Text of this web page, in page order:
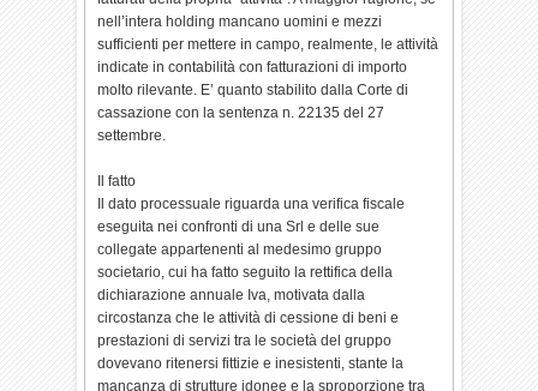
nell’intera holding mancano uomini e mezzi
sufficienti per mettere in campo, realmente, le attività
indicate in contabilità con fatturazioni di importo
molto rilevante. E’ quanto stabilito dalla Corte di
cassazione con la sentenza n. 22135 del 27
settembre.
Il fatto
Il dato processuale riguarda una verifica fiscale
eseguita nei confronti di una Srl e delle sue
collegate appartenenti al medesimo gruppo
societario, cui ha fatto seguito la rettifica della
dichiarazione annuale Iva, motivata dalla
circostanza che le attività di cessione di beni e
prestazioni di servizi tra le società del gruppo
dovevano ritenersi fittizie e inesistenti, stante la
mancanza di strutture idonee e la sproporzione tra